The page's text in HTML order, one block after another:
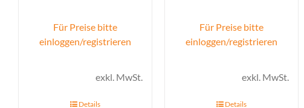
Für Preise bitte
einloggen/registrieren
exkl. MwSt.
Details
Für Preise bitte
einloggen/registrieren
exkl. MwSt.
Details